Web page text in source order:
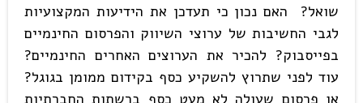
שואל? האם נכון כי תעדכן את הידיעות המקצועיות
לגבי החשיבות של ערוצי השיווק והפרסום החינמיים
בפייסבוק? להכיר את הערוצים האחרים החינמיים?
עוד לפני שתרוץ להשקיע כסף בקידום ממומן בגוגל?
או פרסום שעולה לא מעט כסף ברשתות החברתיות